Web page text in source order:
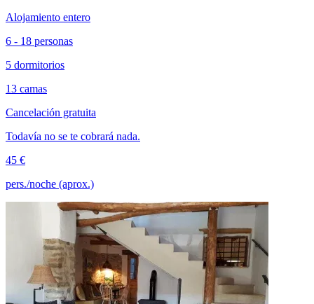
Alojamiento entero
6 - 18 personas
5 dormitorios
13 camas
Cancelación gratuita
Todavía no se te cobrará nada.
45 €
pers./noche (aprox.)